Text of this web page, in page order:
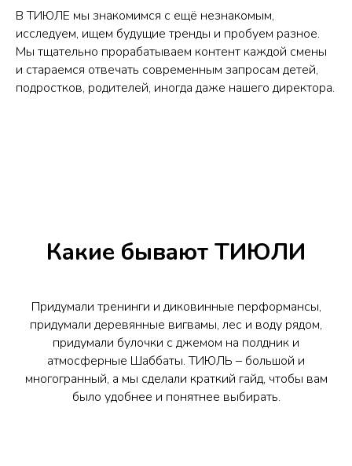
В ТИЮЛЕ мы знакомимся с ещё незнакомым,
исследуем, ищем будущие тренды и пробуем разное.
Мы тщательно прорабатываем контент каждой смены
и стараемся отвечать современным запросам детей,
подростков, родителей, иногда даже нашего директора.
Какие бывают ТИЮЛИ
Придумали тренинги и диковинные перформансы,
придумали деревянные вигвамы, лес и воду рядом,
придумали булочки с джемом на полдник и
атмосферные Шаббаты. ТИЮЛЬ – большой и
многогранный, а мы сделали краткий гайд, чтобы вам
было удобнее и понятнее выбирать.